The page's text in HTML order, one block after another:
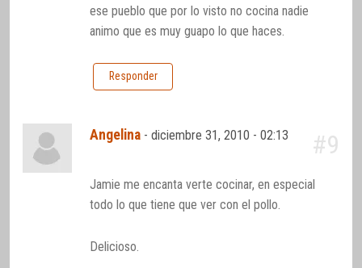
ese pueblo que por lo visto no cocina nadie
animo que es muy guapo lo que haces.
Responder
Angelina -diciembre 31, 2010 - 02:13 #9
Jamie me encanta verte cocinar, en especial
todo lo que tiene que ver con el pollo.
Delicioso.